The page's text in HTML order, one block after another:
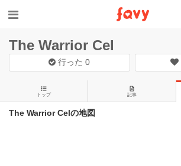
The Warrior Cel
行った0
トップ 記事
The Warrior Celの地図